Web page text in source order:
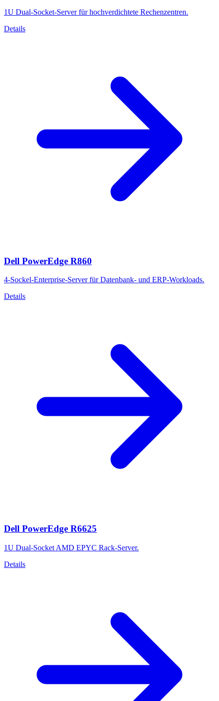
1U Dual-Socket-Server für hochverdichtete Rechenzentren.
Details
Dell PowerEdge R860
4-Sockel-Enterprise-Server für Datenbank- und ERP-Workloads.
Details
Dell PowerEdge R6625
1U Dual-Socket AMD EPYC Rack-Server.
Details